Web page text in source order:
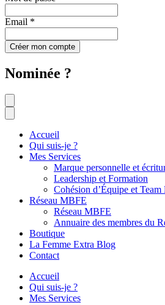
Email *
Créer mon compte
Nominée ?
Accueil
Qui suis-je ?
Mes Services
Marque personnelle et
Leadership et Formation
Cohésion d’Équipe et
Réseau MBFE
Réseau MBFE
Annuaire des membres du
Boutique
La Femme Extra Blog
Contact
Accueil
Qui suis-je ?
Mes Services